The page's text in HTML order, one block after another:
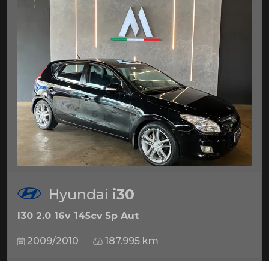
Hyundai i30
I30 2.0 16v 145cv 5p Aut
2009/2010 187.995 km